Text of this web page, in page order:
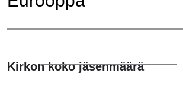
Kirkon koko jäsenmäärä